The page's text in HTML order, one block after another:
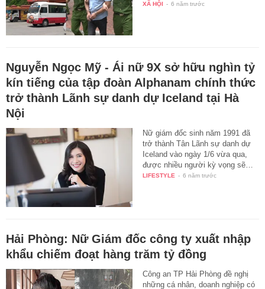
XÃ HỘI - 6 năm trước
Nguyễn Ngọc Mỹ - Ái nữ 9X sở hữu nghìn tỷ
kín tiếng của tập đoàn Alphanam chính thức
trở thành Lãnh sự danh dự Iceland tại Hà
Nội
Nữ giám đốc sinh năm 1991 đã
trở thành Tân Lãnh sự danh dự
Iceland vào ngày 1/6 vừa qua,
được nhiều người kỳ vọng sẽ…
LIFESTYLE - 6 năm trước
Hải Phòng: Nữ Giám đốc công ty xuất nhập
khẩu chiếm đoạt hàng trăm tỷ đồng
Công an TP Hải Phòng đề nghị
những cá nhân, doanh nghiệp có